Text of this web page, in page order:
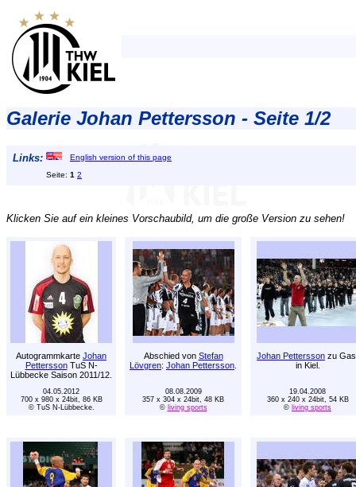
Galerie Johan Pettersson - Seite 1/2
Links:
English version of this page
Seite: 1 2
Klicken Sie auf ein kleines Vorschaubild, um die große Version zu sehen!
Autogrammkarte Johan
PetterssonTuS N-
Lübbecke Saison 2011/12.
Abschied von Stefan
Lövgren: Johan Pettersson
Johan Pettersson zu
in Kiel.
04.05.2012
700 x 980 x 24bit, 86 KB
© TuS N-Lübbecke.
08.08.2009
357 x 304 x 24bit, 48 KB
© living sports
19.04.2008
360 x 240 x 24bit, 54 KB
© living sports